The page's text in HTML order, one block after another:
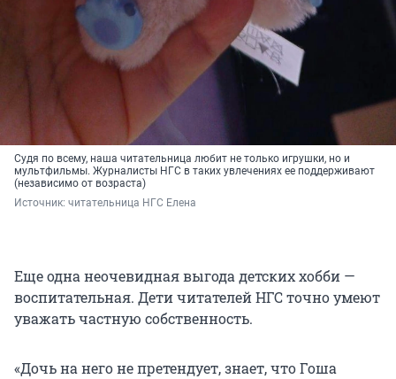
Судя по всему, наша читательница любит не только игрушки, но и
мультфильмы. Журналисты НГС в таких увлечениях ее поддерживают
(независимо от возраста)
Источник: читательница НГС Елена
Еще одна неочевидная выгода детских хобби —
воспитательная. Дети читателей НГС точно умеют
уважать частную собственность.
«Дочь на него не претендует, знает, что Гоша